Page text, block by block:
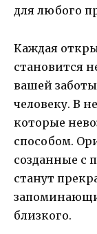
для любого
Каждая
становится
вашей
человеку. В
которые
способом.
созданные с
станут
близкого.